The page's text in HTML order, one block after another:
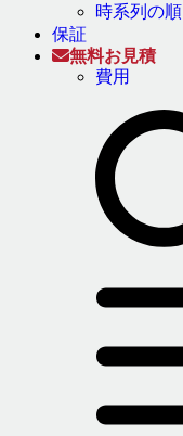
時系列の順
保証
無料お見積
費用